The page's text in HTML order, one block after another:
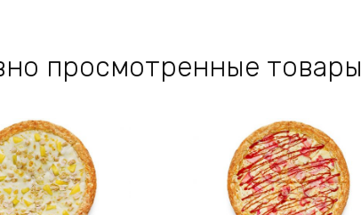
просмотренные товары